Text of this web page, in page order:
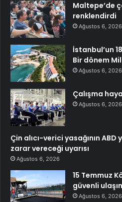
Maltepe’de
renklendirdi
Ağustos 6, 2026
İstanbul’un
Bir dönem
Ağustos 6, 2026
Çalışma
Ağustos 6, 2026
Çin alıcı-verici yasağının
zarar vereceği uyarısı
Ağustos 6, 2026
15 Temmuz
güvenli
Ağustos 6, 2026